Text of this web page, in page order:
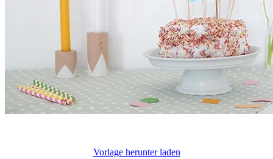
Vorlage herunter laden